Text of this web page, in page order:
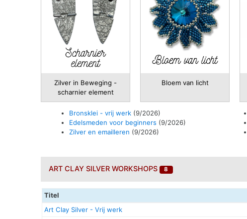
Zilver in Beweging -
scharnier element
Bloem van licht
Bronsklei - vrij werk(9/2026)
Edelsmeden voor beginners (9/2026)
Zilver en emailleren (9/2026)
ART CLAY SILVER WORKSHOPS 8
Titel
Art Clay Silver - Vrij werk